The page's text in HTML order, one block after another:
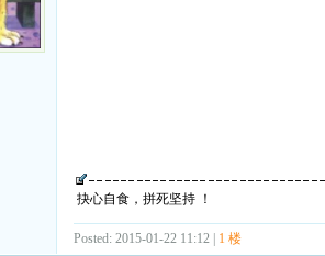
抉心自食，拼死坚持 ！
Posted: 2015-01-22 11:12 | 1 楼